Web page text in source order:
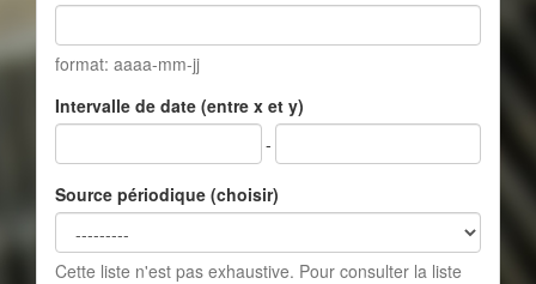
format: aaaa-mm-jj
Intervalle de date (entre x et y)
-
Source périodique (choisir)
Cette liste n'est pas exhaustive. Pour consulter la liste